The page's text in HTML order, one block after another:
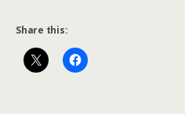
Share this: